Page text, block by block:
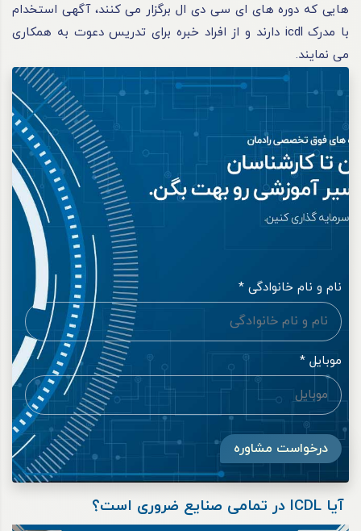
هایی که دوره های ای سی دی ال برگزار می کنند، آگهی استخدام
با مدرک icdl دارند و از افراد خبره برای تدریس دعوت به همکاری
می نمایند.
نام و نام خانوادگی *
موبایل *
درخواست مشاوره
آیا ICDL در تمامی صنایع ضروری است؟